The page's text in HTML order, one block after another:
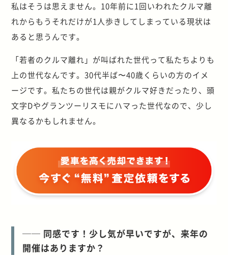
私はそうは思えません。10年前に1回いわれたクルマ離
れからもうそれだけが1人歩きしてしまっている現状は
あると思うんです。
「若者のクルマ離れ」が叫ばれた世代って私たちよりも
上の世代なんです。30代半ば〜40歳くらいの方のイメ
ージです。私たちの世代は親がクルマ好きだったり、頭
文字Dやグランツーリスモにハマった世代なので、少し
異なるかもしれません。
── 同感です！少し気が早いですが、来年の
開催はありますか？